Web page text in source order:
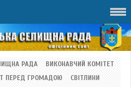
РАДА
ВИКОНАВЧИЙ КОМІТЕТ
ПЕРЕД ГРОМАДОЮ
СВІТЛИНИ